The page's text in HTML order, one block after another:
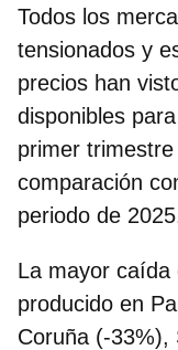
Todos los
tensionados y
precios han
disponibles
primer
comparación
periodo de
La mayor caída
producido en
Coruña (-33%),